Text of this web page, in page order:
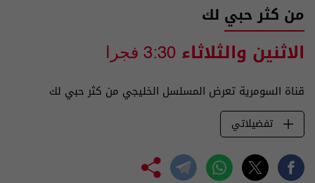
من كثر حبي لك
الاثنين والثلاثاء 3:30 فجرا
قناة السومرية تعرض المسلسل الخليجي من كثر حبي لك
تفضيلاتي